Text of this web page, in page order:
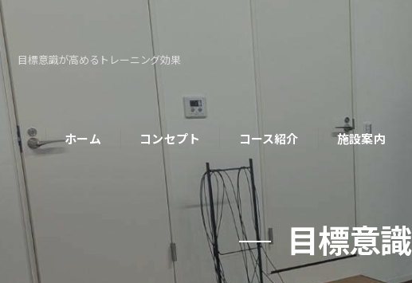
目標意識が高めるトレーニング効果
ホーム コンセプト コース紹介
パーソナルコース
初めての方へ
施設案内
目標意